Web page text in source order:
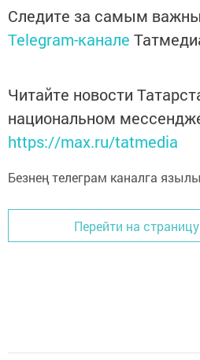
Следите за самым
Telegram-канале
Читайте новости
национальном
https://max.ru/tatmedia
Безнең телеграм каналга
Перейти на